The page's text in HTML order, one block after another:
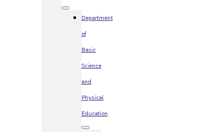
Department
of
Basic
Science
and
Physical
Education